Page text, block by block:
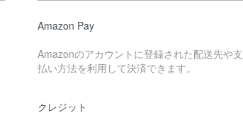
Amazon Pay
Amazonのアカウントに登録された配送先や支
払い方法を利用して決済できます。
クレジット